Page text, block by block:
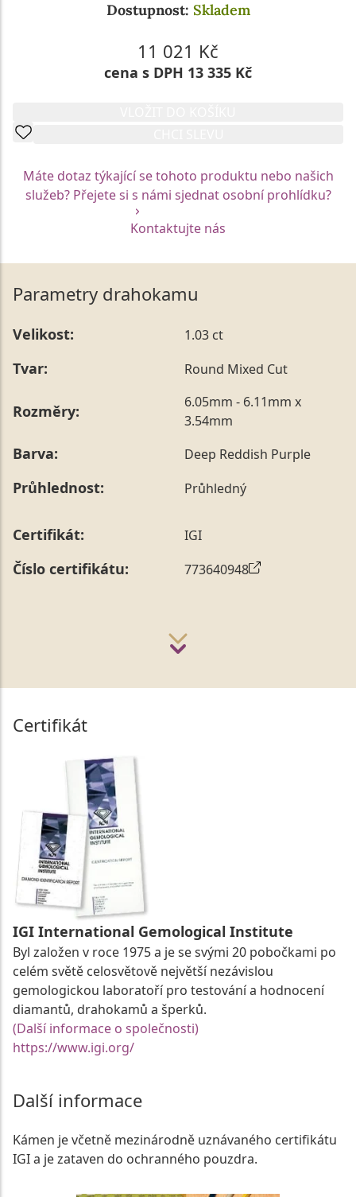
Dostupnost: Skladem
11 021 Kč
cena s DPH 13 335 Kč
Máte dotaz týkající se tohoto produktu nebo našich
služeb? Přejete si s námi sjednat osobní prohlídku?
Kontaktujte nás
Parametry drahokamu
Velikost: 1.03 ct
Tvar: Round Mixed Cut
Rozměry:
6.05mm - 6.11mm x
3.54mm
Barva: Deep Reddish Purple
Průhlednost: Průhledný
Certifikát: IGI
Číslo certifikátu: 773640948
Certifikát
IGI International Gemological Institute
Byl založen v roce 1975 a je se svými 20 pobočkami po
celém světě celosvětově největší nezávislou
gemologickou laboratoří pro testování a hodnocení
diamantů, drahokamů a šperků.
(Další informace o společnosti)
https://www.igi.org/
Další informace
Kámen je včetně mezinárodně uznávaného certifikátu
IGI a je zataven do ochranného pouzdra.